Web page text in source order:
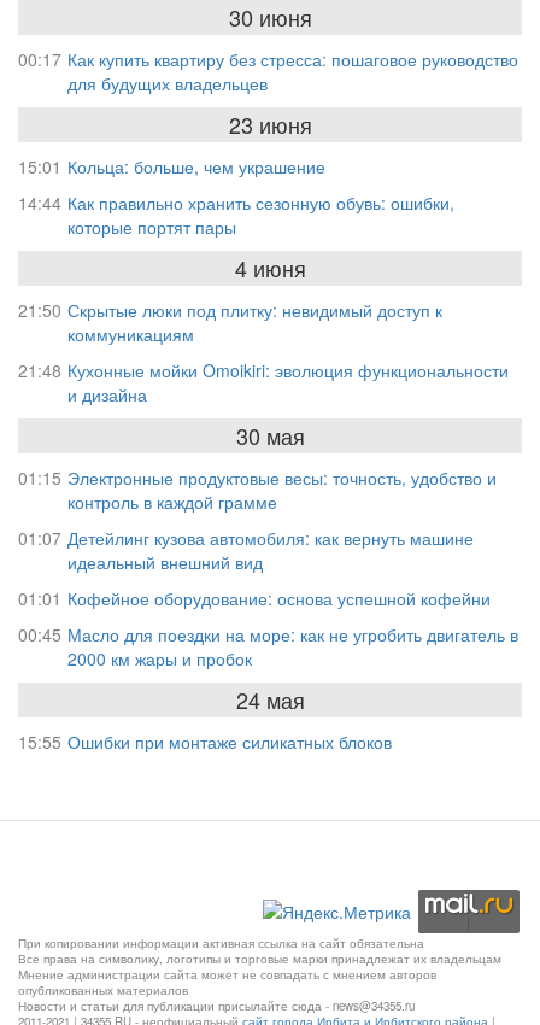
30 июня
00:17 Как купить квартиру без стресса: пошаговое руководство
для будущих владельцев
23 июня
15:01 Кольца: больше, чем украшение
14:44 Как правильно хранить сезонную обувь: ошибки,
которые портят пары
4 июня
21:50 Скрытые люки под плитку: невидимый доступ к
коммуникациям
21:48 Кухонные мойки Omoikiri: эволюция функциональности
и дизайна
30 мая
01:15 Электронные продуктовые весы: точность, удобство и
контроль в каждой грамме
01:07 Детейлинг кузова автомобиля: как вернуть машине
идеальный внешний вид
01:01 Кофейное оборудование: основа успешной кофейни
00:45 Масло для поездки на море: как не угробить двигатель в
2000 км жары и пробок
24 мая
15:55 Ошибки при монтаже силикатных блоков
При копировании информации активная ссылка на сайт обязательна
Все права на символику, логотипы и торговые марки принадлежат их владельцам
Мнение администрации сайта может не совпадать с мнением авторов
опубликованных материалов
Новости и статьи для публикации присылайте сюда - news@34355.ru
2011-2021 | 34355.RU - неофициальный сайт города Ирбита и Ирбитского района |